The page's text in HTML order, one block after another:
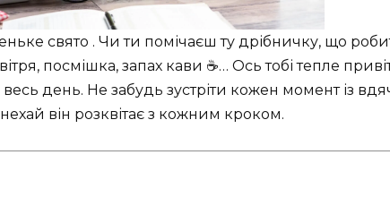
свято . Чи ти помічаєш ту дрібничку, що
посмішка, запах кави ☕… Ось тобі тепле
день. Не забудь зустріти кожен момент із
він розквітає з кожним кроком.